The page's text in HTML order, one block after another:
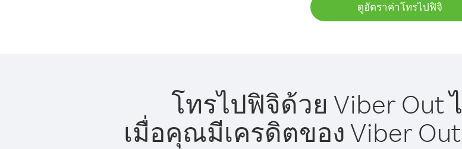
ดูอัตราค่าโทรไปฟิจิ
โทรไปฟิจิด้วย Viber Out
เมื่อคุณมีเครดิตของ Viber